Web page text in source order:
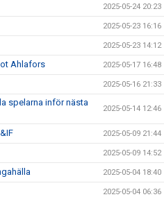
2025-05-24 20:23
2025-05-23 16:16
2025-05-23 14:12
Ahlafors 2025-05-17 16:48
2025-05-16 21:33
spelarna inför nästa
2025-05-14 12:46
2025-05-09 21:44
2025-05-09 14:52
2025-05-04 18:40
2025-05-04 06:36